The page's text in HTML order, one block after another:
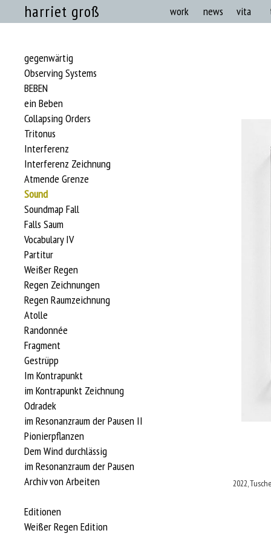
harriet groß work news vita
gegenwärtig
Observing Systems
BEBEN
ein Beben
Collapsing Orders
Tritonus
Interferenz
Interferenz Zeichnung
Atmende Grenze
Sound
Soundmap Fall
Falls Saum
Vocabulary IV
Partitur
Weißer Regen
Regen Zeichnungen
Regen Raumzeichnung
Atolle
Randonnée
Fragment
Gestrüpp
Im Kontrapunkt
im Kontrapunkt Zeichnung
Odradek
im Resonanzraum der Pausen II
Pionierpflanzen
Dem Wind durchlässig
im Resonanzraum der Pausen
Archiv von Arbeiten
Editionen
Weißer Regen Edition
2022,